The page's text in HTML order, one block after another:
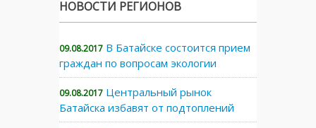
НОВОСТИ РЕГИОНОВ
09.08.2017 В Батайске состоится прием
граждан по вопросам экологии
09.08.2017 Центральный рынок
Батайска избавят от подтоплений